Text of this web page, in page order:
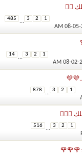
✌🏻
1
2
3
...
485
1
2
3
...
14
1
2
3
...
878
1
2
3
...
516